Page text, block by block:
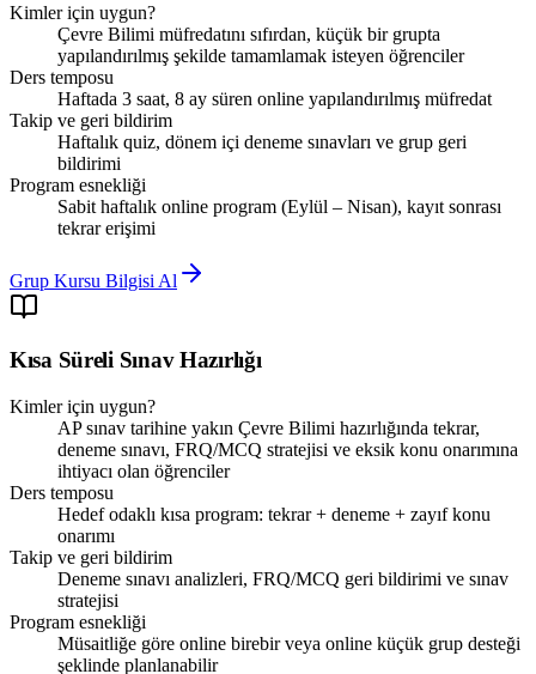
Kimler için uygun?
Çevre Bilimi müfredatını sıfırdan, küçük bir grupta
yapılandırılmış şekilde tamamlamak isteyen öğrenciler
Ders temposu
Haftada 3 saat, 8 ay süren online yapılandırılmış müfredat
Takip ve geri bildirim
Haftalık quiz, dönem içi deneme sınavları ve grup geri
bildirimi
Program esnekliği
Sabit haftalık online program (Eylül – Nisan), kayıt sonrası
tekrar erişimi
Grup Kursu Bilgisi Al
Kısa Süreli Sınav Hazırlığı
Kimler için uygun?
AP sınav tarihine yakın Çevre Bilimi hazırlığında tekrar,
deneme sınavı, FRQ/MCQ stratejisi ve eksik konu onarımına
ihtiyacı olan öğrenciler
Ders temposu
Hedef odaklı kısa program: tekrar + deneme + zayıf konu
onarımı
Takip ve geri bildirim
Deneme sınavı analizleri, FRQ/MCQ geri bildirimi ve sınav
stratejisi
Program esnekliği
Müsaitliğe göre online birebir veya online küçük grup desteği
şeklinde planlanabilir